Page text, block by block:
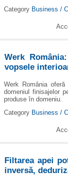
Category Business /
Werk
vopsele
Werk România
domeniul finisajelor
produse în domeniu.
Category Business /
Filtarea apei
inversă,